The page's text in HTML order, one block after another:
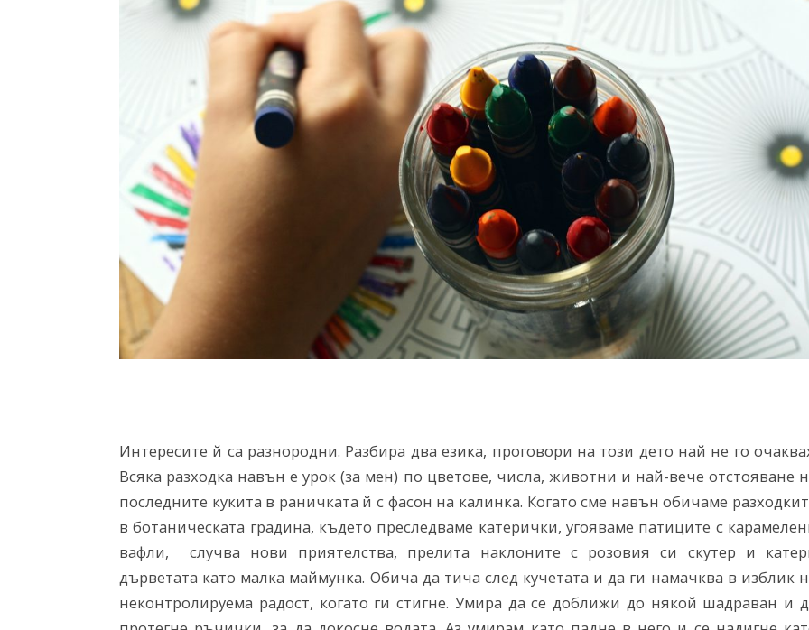
Интересите й са разнородни. Разбира два езика, проговори на този дето най не го
Всяка разходка навън е урок (за мен) по цветове, числа, животни и най-вече отстояване
последните кукита в раничката й с фасон на калинка. Когато сме навън обичаме
в ботаническата градина, където преследваме катерички, угояваме патиците с
вафли,
случва нови приятелства, прелита наклоните с розовия си скутер и
дърветата като малка маймунка. Обича да тича след кучетата и да ги намачква в изблик
неконтролируема радост, когато ги стигне. Умира да се доближи до някой шадраван и